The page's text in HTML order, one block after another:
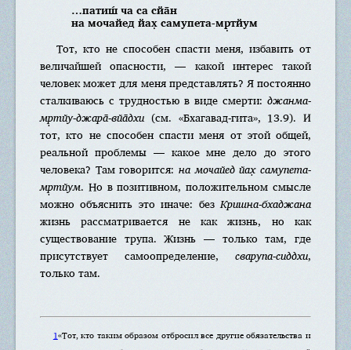
…патиш́ ча са сйа̄н
на мочайед йах̣ самупета-мр̣тйум
Тот, кто не способен спасти меня, избавить от
величайшей опасности, — какой интерес такой
человек может для меня представлять? Я постоянно
сталкиваюсь с трудностью в виде смерти: джанма-
мр̣тйу-джара̄-вйа̄дхи(см. «Бхагавад-гита», 13.9). И
тот, кто не способен спасти меня от этой общей,
реальной проблемы — какое мне дело до этого
человека? Там говорится: на мочайед йах̣ самупета-
мр̣тйум. Но в позитивном, положительном смысле
можно объяснить это иначе: безКришна-бхаджана
жизнь рассматривается не как жизнь, но как
существование трупа. Жизнь — только там, где
присутствует самоопределение, сварупа-сиддхи,
только там.
1«Тот, кто таким образом отбросил все другие обязательства и